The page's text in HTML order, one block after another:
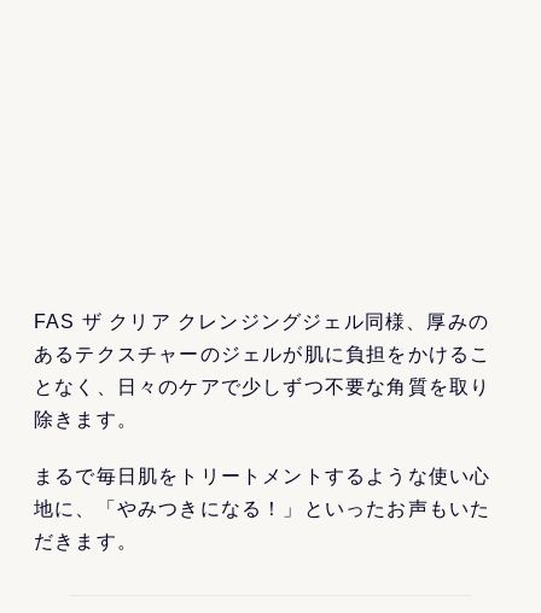
FAS ザ クリア クレンジングジェル同様、厚みの
あるテクスチャーのジェルが肌に負担をかけるこ
となく、日々のケアで少しずつ不要な角質を取り
除きます。
まるで毎日肌をトリートメントするような使い心
地に、「やみつきになる！」といったお声もいた
だきます。